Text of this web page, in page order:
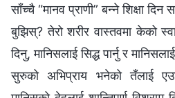
साँच्‍चै “मानव प्राणी” बन्‍ने शिक्षा
बुझिस्? तेरो शरीर वास्तवमा केको
दिनु, मानिसलाई सिद्ध पार्नु र
सुरुको अभिप्राय भनेको तँलाई